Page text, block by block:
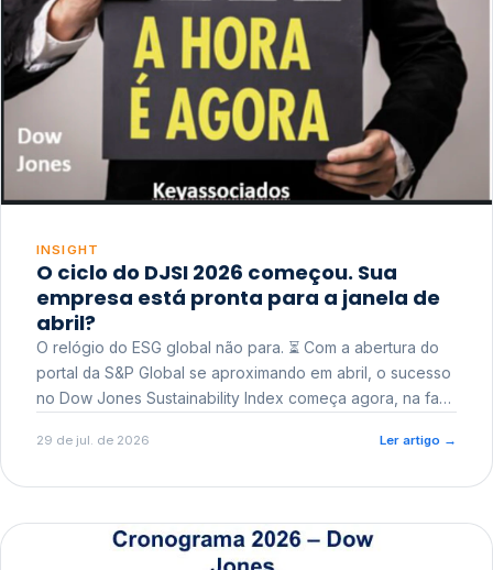
INSIGHT
O ciclo do DJSI 2026 começou. Sua
empresa está pronta para a janela de
abril?
O relógio do ESG global não para. ⏳ Com a abertura do
portal da S&P Global se aproximando em abril, o sucesso
no Dow Jones Sustainability Index começa agora, na fase
29 de jul. de 2026 Ler artigo →